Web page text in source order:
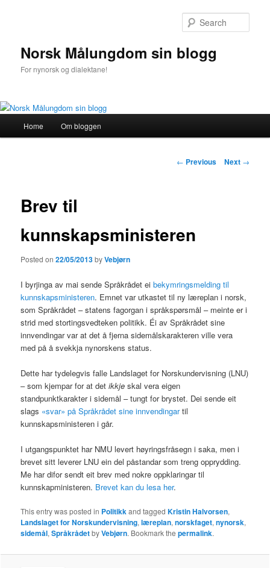
Norsk Målungdom sin blogg
For nynorsk og dialektane!
Skip
content
Home Om bloggen
Post
← Previous Next →
Brev til
kunnskapsministeren
Posted on22/05/2013byVebjørn
I byrjinga av mai sende Språkrådet eibekymringsmelding til
kunnskapsministeren. Emnet var utkastet til ny læreplan i norsk,
som Språkrådet – statens fagorgan i språkspørsmål – meinte er i
strid med stortingsvedteken politikk. Éi av Språkrådet sine
innvendingar var at det å fjerna sidemålskarakteren ville vera
med på å svekkja nynorskens status.
Dette har tydelegvis falle Landslaget for Norskundervisning (LNU)
– som kjempar for at detikkje skal vera eigen
standpunktkarakter i sidemål – tungt for brystet. Dei sende eit
slags «svar» på Språkrådet sine innvendingartil
kunnskapsministeren i går.
I utgangspunktet har NMU levert høyringsfråsegn i saka, men i
brevet sitt leverer LNU ein del påstandar som treng opprydding.
Me har difor sendt eit brev med nokre oppklaringar til
kunnskapministeren. Brevet kan du lesa her.
This entry was posted in Politikkand taggedKristin Halvorsen,
Landslaget for Norskundervisning,læreplan,norskfaget,nynorsk,
sidemål,SpråkrådetbyVebjørn. Bookmark thepermalink.